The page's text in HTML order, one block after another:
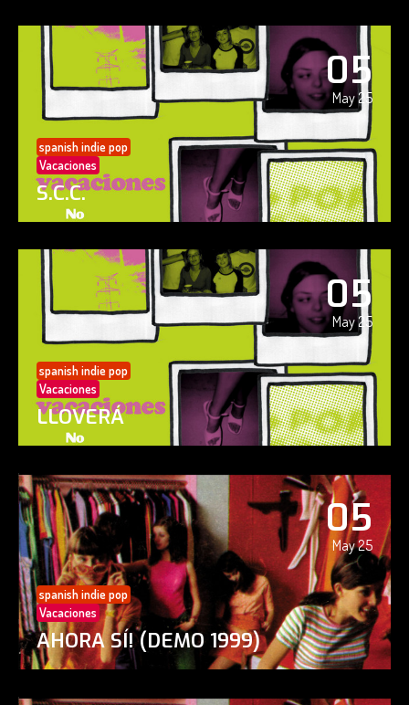
05
May 25
spanish indie pop
Vacaciones
S.C.C.
05
May 25
spanish indie pop
Vacaciones
LLOVERÁ
05
May 25
spanish indie pop
Vacaciones
AHORA SÍ! (DEMO 1999)